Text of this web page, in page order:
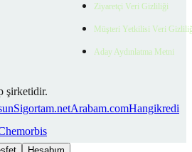
Ziyaretçi Veri Gizliliği
Müşteri Yetkilisi Veri
Aday Aydınlatma Metni
şirketidir.
Sigortam.netArabam.comHangikredi